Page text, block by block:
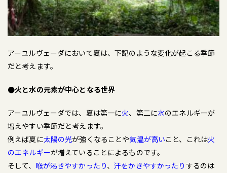
アーユルヴェーダにおいて夏は、下記のような変化が起こる季節
だと考えます。
●火と水の元素が中心となる世界
アーユルヴェーダでは、夏は第一に火、第二に水のエネルギーが
増えやすい季節だと考えます。
例えば夏に太陽の光が強くなることや気温が高いこと、これは火
のエネルギーが増えていることによるものです。
そして、 喉が渇きやすかったり、汗をかきやすかったり するのは